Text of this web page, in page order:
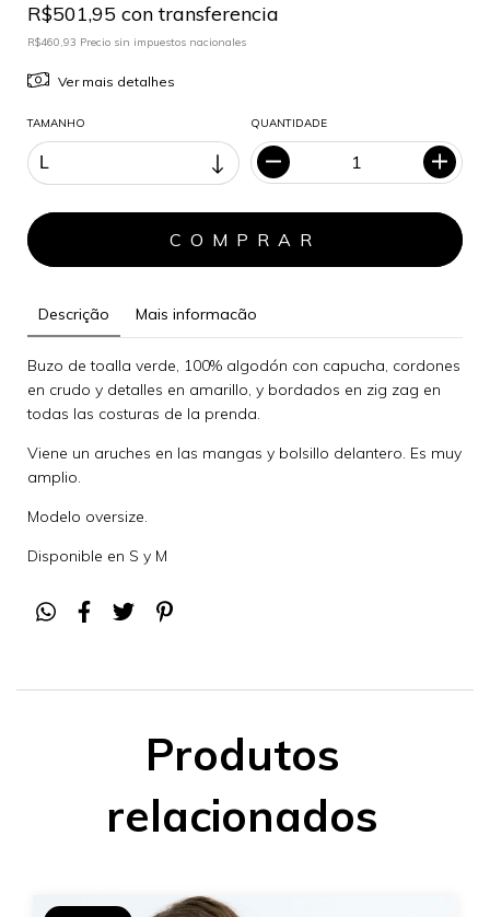
R$501,95 con transferencia
R$460,93 Precio sin impuestos nacionales
Ver mais detalhes
TAMANHO QUANTIDADE
Descrição Mais informacão
Buzo de toalla verde, 100% algodón con capucha, cordones
en crudo y detalles en amarillo, y bordados en zig zag en
todas las costuras de la prenda.
Viene un aruches en las mangas y bolsillo delantero. Es muy
amplio.
Modelo oversize.
Disponible en S y M
Produtos
relacionados